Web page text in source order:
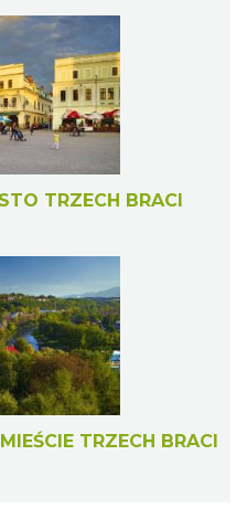
TRZECH BRACI
TRZECH BRACI